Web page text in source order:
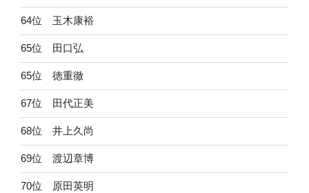
64位 玉木康裕
65位 田口弘
65位 徳重徹
67位 田代正美
68位 井上久尚
69位 渡辺章博
70位 原田英明